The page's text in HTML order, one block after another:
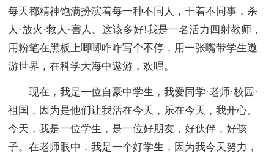
每天都精神饱满扮演着每一种不同人，干着不同事，杀
人·放火·救人·害人。这该多好!我是一名活力四射教师，
用粉笔在黑板上唧唧咋咋写个不停，用一张嘴带学生遨
游世界，在科学大海中遨游，欢唱。
现在，我是一位自豪中学生，我爱同学·老师·校园·
祖国，因为是他们让我活在今天，乐在今天，我开心。
今天，我是一位学生，是一位好朋友，好伙伴，好孩
子。在老师眼中，我是一个好学生，因为我今天努力，